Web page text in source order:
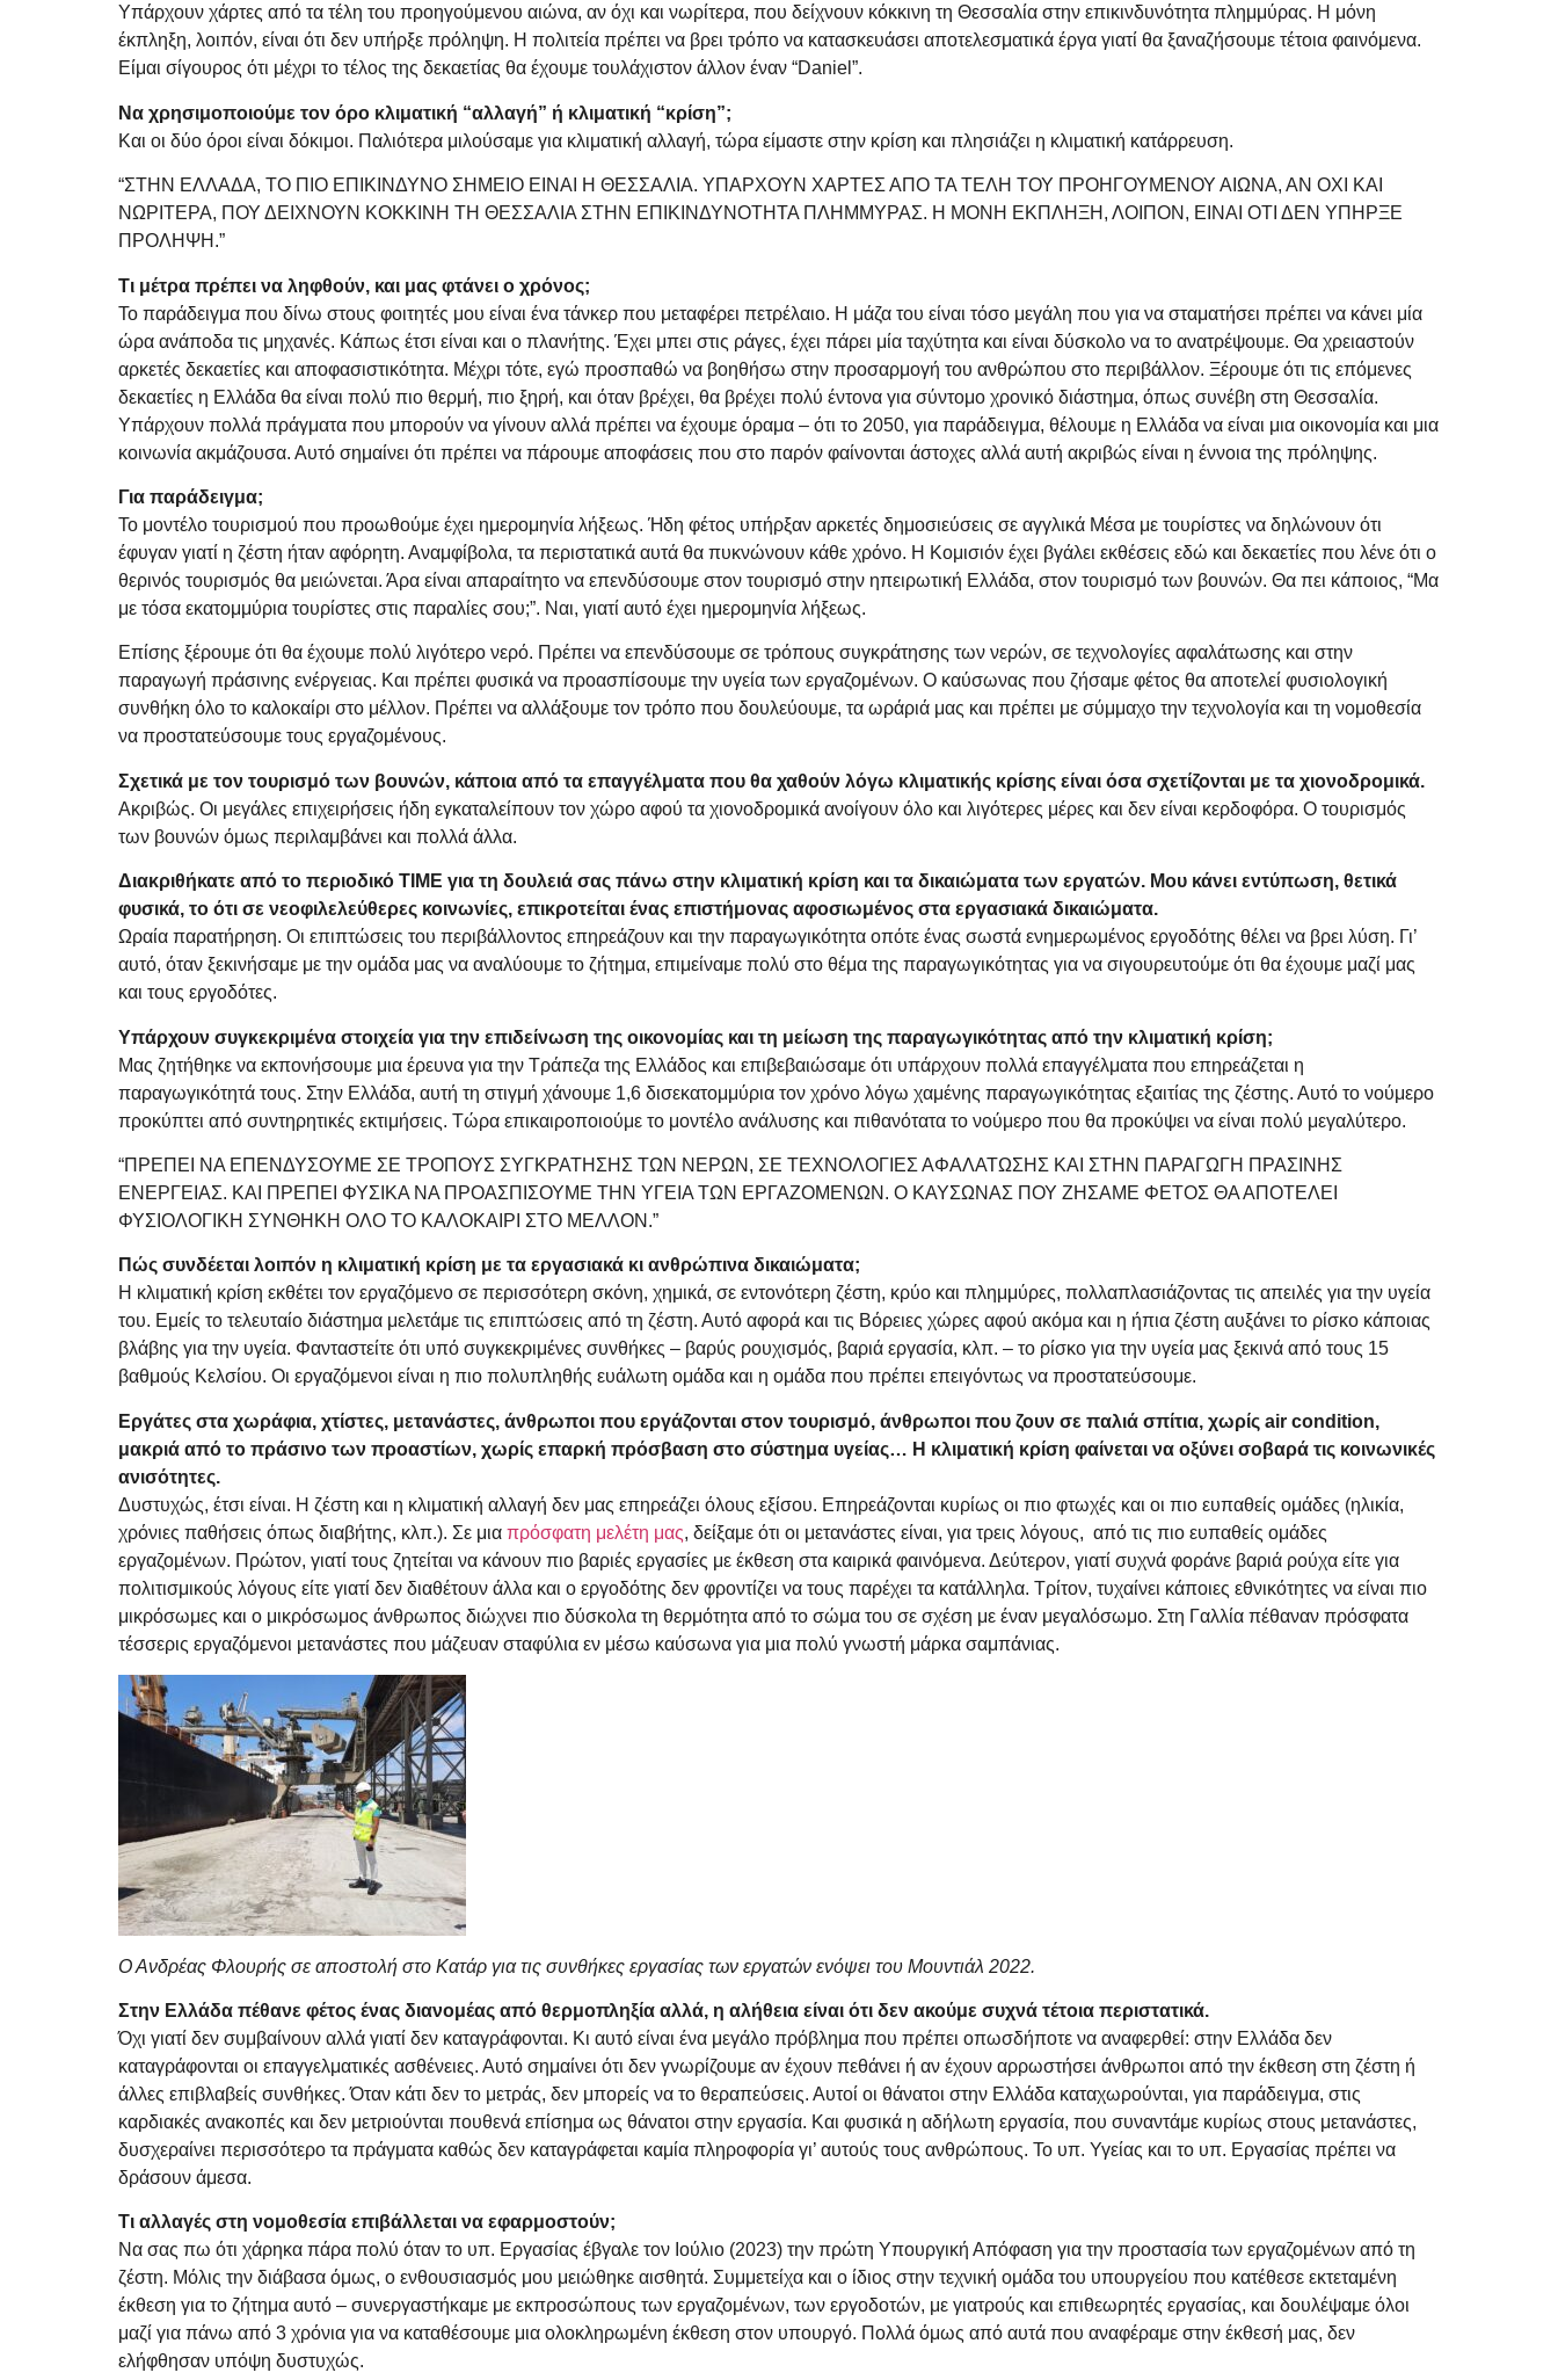
Υπάρχουν χάρτες από τα τέλη του προηγούμενου αιώνα, αν όχι και νωρίτερα, που δείχνουν κόκκινη τη Θεσσαλία στην επικινδυνότητα πλημμύρας. Η μόνη
έκπληξη, λοιπόν, είναι ότι δεν υπήρξε πρόληψη. Η πολιτεία πρέπει να βρει τρόπο να κατασκευάσει αποτελεσματικά έργα γιατί θα ξαναζήσουμε τέτοια φαινόμενα.
Είμαι σίγουρος ότι μέχρι το τέλος της δεκαετίας θα έχουμε τουλάχιστον άλλον έναν “Daniel”.
Να χρησιμοποιούμε τον όρο κλιματική “αλλαγή” ή κλιματική “κρίση”;
Και οι δύο όροι είναι δόκιμοι. Παλιότερα μιλούσαμε για κλιματική αλλαγή, τώρα είμαστε στην κρίση και πλησιάζει η κλιματική κατάρρευση.
“ΣΤΗΝ ΕΛΛΑΔΑ, ΤΟ ΠΙΟ ΕΠΙΚΙΝΔΥΝΟ ΣΗΜΕΙΟ ΕΙΝΑΙ Η ΘΕΣΣΑΛΙΑ. ΥΠΑΡΧΟΥΝ ΧΑΡΤΕΣ ΑΠΟ ΤΑ ΤΕΛΗ ΤΟΥ ΠΡΟΗΓΟΥΜΕΝΟΥ ΑΙΩΝΑ, ΑΝ ΟΧΙ ΚΑΙ
ΝΩΡΙΤΕΡΑ, ΠΟΥ ΔΕΙΧΝΟΥΝ ΚΟΚΚΙΝΗ ΤΗ ΘΕΣΣΑΛΙΑ ΣΤΗΝ ΕΠΙΚΙΝΔΥΝΟΤΗΤΑ ΠΛΗΜΜΥΡΑΣ. Η ΜΟΝΗ ΕΚΠΛΗΞΗ, ΛΟΙΠΟΝ, ΕΙΝΑΙ ΟΤΙ ΔΕΝ ΥΠΗΡΞΕ
ΠΡΟΛΗΨΗ.”
Τι μέτρα πρέπει να ληφθούν, και μας φτάνει ο χρόνος;
Το παράδειγμα που δίνω στους φοιτητές μου είναι ένα τάνκερ που μεταφέρει πετρέλαιο. Η μάζα του είναι τόσο μεγάλη που για να σταματήσει πρέπει να κάνει μία
ώρα ανάποδα τις μηχανές. Κάπως έτσι είναι και ο πλανήτης. Έχει μπει στις ράγες, έχει πάρει μία ταχύτητα και είναι δύσκολο να το ανατρέψουμε. Θα χρειαστούν
αρκετές δεκαετίες και αποφασιστικότητα. Μέχρι τότε, εγώ προσπαθώ να βοηθήσω στην προσαρμογή του ανθρώπου στο περιβάλλον. Ξέρουμε ότι τις επόμενες
δεκαετίες η Ελλάδα θα είναι πολύ πιο θερμή, πιο ξηρή, και όταν βρέχει, θα βρέχει πολύ έντονα για σύντομο χρονικό διάστημα, όπως συνέβη στη Θεσσαλία.
Υπάρχουν πολλά πράγματα που μπορούν να γίνουν αλλά πρέπει να έχουμε όραμα – ότι το 2050, για παράδειγμα, θέλουμε η Ελλάδα να είναι μια οικονομία και μια
κοινωνία ακμάζουσα. Αυτό σημαίνει ότι πρέπει να πάρουμε αποφάσεις που στο παρόν φαίνονται άστοχες αλλά αυτή ακριβώς είναι η έννοια της πρόληψης.
Για παράδειγμα;
Το μοντέλο τουρισμού που προωθούμε έχει ημερομηνία λήξεως. Ήδη φέτος υπήρξαν αρκετές δημοσιεύσεις σε αγγλικά Μέσα με τουρίστες να δηλώνουν ότι
έφυγαν γιατί η ζέστη ήταν αφόρητη. Αναμφίβολα, τα περιστατικά αυτά θα πυκνώνουν κάθε χρόνο. Η Κομισιόν έχει βγάλει εκθέσεις εδώ και δεκαετίες που λένε ότι ο
θερινός τουρισμός θα μειώνεται. Άρα είναι απαραίτητο να επενδύσουμε στον τουρισμό στην ηπειρωτική Ελλάδα, στον τουρισμό των βουνών. Θα πει κάποιος, “Μα
με τόσα εκατομμύρια τουρίστες στις παραλίες σου;”. Ναι, γιατί αυτό έχει ημερομηνία λήξεως.
Επίσης ξέρουμε ότι θα έχουμε πολύ λιγότερο νερό. Πρέπει να επενδύσουμε σε τρόπους συγκράτησης των νερών, σε τεχνολογίες αφαλάτωσης και στην
παραγωγή πράσινης ενέργειας. Και πρέπει φυσικά να προασπίσουμε την υγεία των εργαζομένων. Ο καύσωνας που ζήσαμε φέτος θα αποτελεί φυσιολογική
συνθήκη όλο το καλοκαίρι στο μέλλον. Πρέπει να αλλάξουμε τον τρόπο που δουλεύουμε, τα ωράριά μας και πρέπει με σύμμαχο την τεχνολογία και τη νομοθεσία
να προστατεύσουμε τους εργαζομένους.
Σχετικά με τον τουρισμό των βουνών, κάποια από τα επαγγέλματα που θα χαθούν λόγω κλιματικής κρίσης είναι όσα σχετίζονται με τα χιονοδρομικά.
Ακριβώς. Οι μεγάλες επιχειρήσεις ήδη εγκαταλείπουν τον χώρο αφού τα χιονοδρομικά ανοίγουν όλο και λιγότερες μέρες και δεν είναι κερδοφόρα. Ο τουρισμός
των βουνών όμως περιλαμβάνει και πολλά άλλα.
Διακριθήκατε από το περιοδικό TIME για τη δουλειά σας πάνω στην κλιματική κρίση και τα δικαιώματα των εργατών. Μου κάνει εντύπωση, θετικά
φυσικά, το ότι σε νεοφιλελεύθερες κοινωνίες, επικροτείται ένας επιστήμονας αφοσιωμένος στα εργασιακά δικαιώματα.
Ωραία παρατήρηση. Οι επιπτώσεις του περιβάλλοντος επηρεάζουν και την παραγωγικότητα οπότε ένας σωστά ενημερωμένος εργοδότης θέλει να βρει λύση. Γι’
αυτό, όταν ξεκινήσαμε με την ομάδα μας να αναλύουμε το ζήτημα, επιμείναμε πολύ στο θέμα της παραγωγικότητας για να σιγουρευτούμε ότι θα έχουμε μαζί μας
και τους εργοδότες.
Υπάρχουν συγκεκριμένα στοιχεία για την επιδείνωση της οικονομίας και τη μείωση της παραγωγικότητας από την κλιματική κρίση;
Μας ζητήθηκε να εκπονήσουμε μια έρευνα για την Τράπεζα της Ελλάδος και επιβεβαιώσαμε ότι υπάρχουν πολλά επαγγέλματα που επηρεάζεται η
παραγωγικότητά τους. Στην Ελλάδα, αυτή τη στιγμή χάνουμε 1,6 δισεκατομμύρια τον χρόνο λόγω χαμένης παραγωγικότητας εξαιτίας της ζέστης. Αυτό το νούμερο
προκύπτει από συντηρητικές εκτιμήσεις. Τώρα επικαιροποιούμε το μοντέλο ανάλυσης και πιθανότατα το νούμερο που θα προκύψει να είναι πολύ μεγαλύτερο.
“ΠΡΕΠΕΙ ΝΑ ΕΠΕΝΔΥΣΟΥΜΕ ΣΕ ΤΡΟΠΟΥΣ ΣΥΓΚΡΑΤΗΣΗΣ ΤΩΝ ΝΕΡΩΝ, ΣΕ ΤΕΧΝΟΛΟΓΙΕΣ ΑΦΑΛΑΤΩΣΗΣ ΚΑΙ ΣΤΗΝ ΠΑΡΑΓΩΓΗ ΠΡΑΣΙΝΗΣ
ΕΝΕΡΓΕΙΑΣ. ΚΑΙ ΠΡΕΠΕΙ ΦΥΣΙΚΑ ΝΑ ΠΡΟΑΣΠΙΣΟΥΜΕ ΤΗΝ ΥΓΕΙΑ ΤΩΝ ΕΡΓΑΖΟΜΕΝΩΝ. Ο ΚΑΥΣΩΝΑΣ ΠΟΥ ΖΗΣΑΜΕ ΦΕΤΟΣ ΘΑ ΑΠΟΤΕΛΕΙ
ΦΥΣΙΟΛΟΓΙΚΗ ΣΥΝΘΗΚΗ ΟΛΟ ΤΟ ΚΑΛΟΚΑΙΡΙ ΣΤΟ ΜΕΛΛΟΝ.”
Πώς συνδέεται λοιπόν η κλιματική κρίση με τα εργασιακά κι ανθρώπινα δικαιώματα;
Η κλιματική κρίση εκθέτει τον εργαζόμενο σε περισσότερη σκόνη, χημικά, σε εντονότερη ζέστη, κρύο και πλημμύρες, πολλαπλασιάζοντας τις απειλές για την υγεία
του. Εμείς το τελευταίο διάστημα μελετάμε τις επιπτώσεις από τη ζέστη. Αυτό αφορά και τις Βόρειες χώρες αφού ακόμα και η ήπια ζέστη αυξάνει το ρίσκο κάποιας
βλάβης για την υγεία. Φανταστείτε ότι υπό συγκεκριμένες συνθήκες – βαρύς ρουχισμός, βαριά εργασία, κλπ. – το ρίσκο για την υγεία μας ξεκινά από τους 15
βαθμούς Κελσίου. Οι εργαζόμενοι είναι η πιο πολυπληθής ευάλωτη ομάδα και η ομάδα που πρέπει επειγόντως να προστατεύσουμε.
Εργάτες στα χωράφια, χτίστες, μετανάστες, άνθρωποι που εργάζονται στον τουρισμό, άνθρωποι που ζουν σε παλιά σπίτια, χωρίς air condition,
μακριά από το πράσινο των προαστίων, χωρίς επαρκή πρόσβαση στο σύστημα υγείας… Η κλιματική κρίση φαίνεται να οξύνει σοβαρά τις κοινωνικές
ανισότητες.
Δυστυχώς, έτσι είναι. Η ζέστη και η κλιματική αλλαγή δεν μας επηρεάζει όλους εξίσου. Επηρεάζονται κυρίως οι πιο φτωχές και οι πιο ευπαθείς ομάδες (ηλικία,
χρόνιες παθήσεις όπως διαβήτης, κλπ.). Σε μια πρόσφατη μελέτη μας, δείξαμε ότι οι μετανάστες είναι, για τρεις λόγους, από τις πιο ευπαθείς ομάδες
εργαζομένων. Πρώτον, γιατί τους ζητείται να κάνουν πιο βαριές εργασίες με έκθεση στα καιρικά φαινόμενα. Δεύτερον, γιατί συχνά φοράνε βαριά ρούχα είτε για
πολιτισμικούς λόγους είτε γιατί δεν διαθέτουν άλλα και ο εργοδότης δεν φροντίζει να τους παρέχει τα κατάλληλα. Τρίτον, τυχαίνει κάποιες εθνικότητες να είναι πιο
μικρόσωμες και ο μικρόσωμος άνθρωπος διώχνει πιο δύσκολα τη θερμότητα από το σώμα του σε σχέση με έναν μεγαλόσωμο. Στη Γαλλία πέθαναν πρόσφατα
τέσσερις εργαζόμενοι μετανάστες που μάζευαν σταφύλια εν μέσω καύσωνα για μια πολύ γνωστή μάρκα σαμπάνιας.
Ο Ανδρέας Φλουρής σε αποστολή στο Κατάρ για τις συνθήκες εργασίας των εργατών ενόψει του Μουντιάλ 2022.
Στην Ελλάδα πέθανε φέτος ένας διανομέας από θερμοπληξία αλλά, η αλήθεια είναι ότι δεν ακούμε συχνά τέτοια περιστατικά.
Όχι γιατί δεν συμβαίνουν αλλά γιατί δεν καταγράφονται. Κι αυτό είναι ένα μεγάλο πρόβλημα που πρέπει οπωσδήποτε να αναφερθεί: στην Ελλάδα δεν
καταγράφονται οι επαγγελματικές ασθένειες. Αυτό σημαίνει ότι δεν γνωρίζουμε αν έχουν πεθάνει ή αν έχουν αρρωστήσει άνθρωποι από την έκθεση στη ζέστη ή
άλλες επιβλαβείς συνθήκες. Όταν κάτι δεν το μετράς, δεν μπορείς να το θεραπεύσεις. Αυτοί οι θάνατοι στην Ελλάδα καταχωρούνται, για παράδειγμα, στις
καρδιακές ανακοπές και δεν μετριούνται πουθενά επίσημα ως θάνατοι στην εργασία. Και φυσικά η αδήλωτη εργασία, που συναντάμε κυρίως στους μετανάστες,
δυσχεραίνει περισσότερο τα πράγματα καθώς δεν καταγράφεται καμία πληροφορία γι’ αυτούς τους ανθρώπους. Το υπ. Υγείας και το υπ. Εργασίας πρέπει να
δράσουν άμεσα.
Τι αλλαγές στη νομοθεσία επιβάλλεται να εφαρμοστούν;
Να σας πω ότι χάρηκα πάρα πολύ όταν το υπ. Εργασίας έβγαλε τον Ιούλιο (2023) την πρώτη Υπουργική Απόφαση για την προστασία των εργαζομένων από τη
ζέστη. Μόλις την διάβασα όμως, ο ενθουσιασμός μου μειώθηκε αισθητά. Συμμετείχα και ο ίδιος στην τεχνική ομάδα του υπουργείου που κατέθεσε εκτεταμένη
έκθεση για το ζήτημα αυτό – συνεργαστήκαμε με εκπροσώπους των εργαζομένων, των εργοδοτών, με γιατρούς και επιθεωρητές εργασίας, και δουλέψαμε όλοι
μαζί για πάνω από 3 χρόνια για να καταθέσουμε μια ολοκληρωμένη έκθεση στον υπουργό. Πολλά όμως από αυτά που αναφέραμε στην έκθεσή μας, δεν
ελήφθησαν υπόψη δυστυχώς.